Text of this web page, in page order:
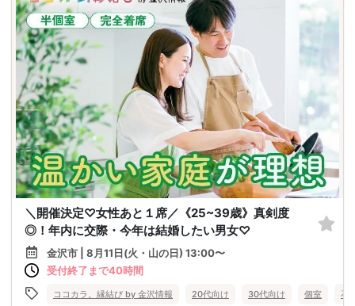
＼開催決定♡女性あと１席／《25~39歳》真剣度
◎！年内に交際・今年は結婚したい男女♡
金沢市 | 8月11日(火・山の日) 13:00〜
受付終了まで40時間
ココカラ。縁結び by 金沢情報 20代向け 30代向け 個室 石